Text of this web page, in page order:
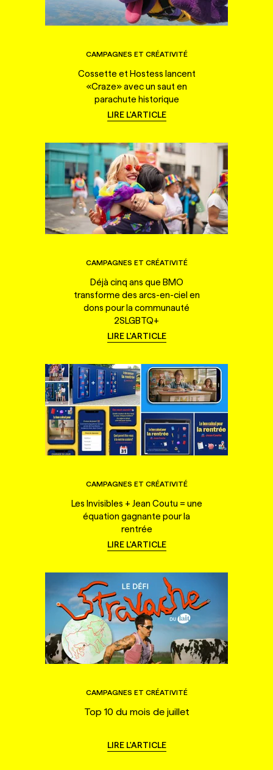
CAMPAGNES ET CRÉATIVITÉ
Cossette et Hostess lancent
«Craze» avec un saut en
parachute historique
LIRE L'ARTICLE
CAMPAGNES ET CRÉATIVITÉ
Déjà cinq ans que BMO
transforme des arcs-en-ciel en
dons pour la communauté
2SLGBTQ+
LIRE L'ARTICLE
CAMPAGNES ET CRÉATIVITÉ
Les Invisibles + Jean Coutu = une
équation gagnante pour la
rentrée
LIRE L'ARTICLE
CAMPAGNES ET CRÉATIVITÉ
Top 10 du mois de juillet
LIRE L'ARTICLE